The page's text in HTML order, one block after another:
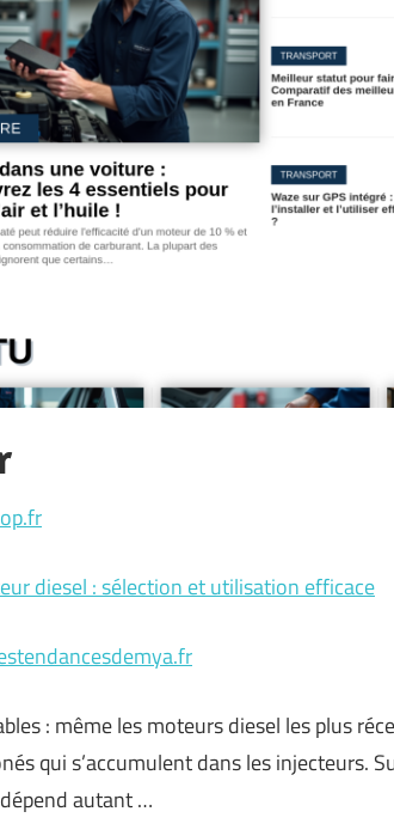
diesel : sélection et utilisation efficace
: même les moteurs diesel les plus
qui s’accumulent dans les injecteurs.
autant …